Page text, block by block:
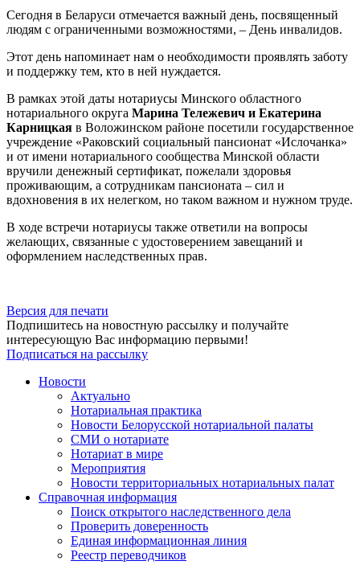
Сегодня в Беларуси отмечается важный день, посвященный
людям с ограниченными возможностями, – День инвалидов.
Этот день напоминает нам о необходимости проявлять заботу
и поддержку тем, кто в ней нуждается.
В рамках этой даты нотариусы Минского областного
нотариального округа Марина Тележевич и Екатерина
Карницкая в Воложинском районе посетили государственное
учреждение «Раковский социальный пансионат «Ислочанка»
и от имени нотариального сообщества Минской области
вручили денежный сертификат, пожелали здоровья
проживающим, а сотрудникам пансионата – сил и
вдохновения в их нелегком, но таком важном и нужном труде.
В ходе встречи нотариусы также ответили на вопросы
желающих, связанные с удостоверением завещаний и
оформлением наследственных прав.
Версия для печати
Подпишитесь на новостную рассылку и получайте
интересующую Вас информацию первыми!
Подписаться на рассылку
Новости
Актуально
Нотариальная практика
Новости Белорусской нотариальной палаты
СМИ о нотариате
Нотариат в мире
Мероприятия
Новости территориальных нотариальных палат
Справочная информация
Поиск открытого наследственного дела
Проверить доверенность
Единая информационная линия
Реестр переводчиков